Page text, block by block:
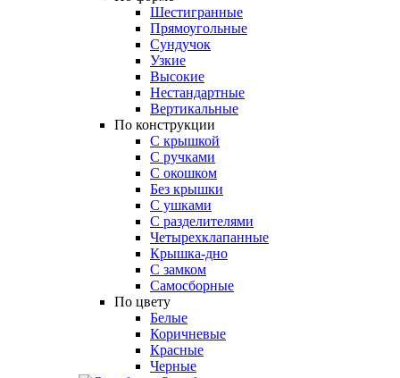
Шестигранные
Прямоугольные
Сундучок
Узкие
Высокие
Нестандартные
Вертикальные
По конструкции
С крышкой
С ручками
С окошком
Без крышки
С ушками
С разделителями
Четырехклапанные
Крышка-дно
С замком
Самосборные
По цвету
Белые
Коричневые
Красные
Черные